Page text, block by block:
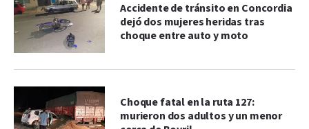
Accidente de tránsito en Concordia
dejó dos mujeres heridas tras
choque entre auto y moto
Choque fatal en la ruta 127:
murieron dos adultos y un menor